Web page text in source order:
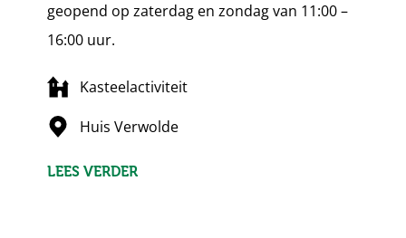
geopend op zaterdag en zondag van 11:00 –
16:00 uur.
Kasteelactiviteit
Huis Verwolde
LEES VERDER